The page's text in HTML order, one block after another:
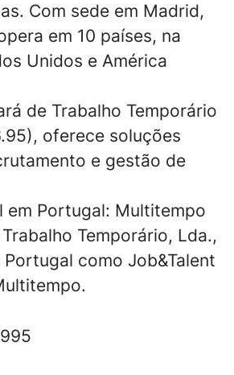
Com sede em Madrid,
em 10 países, na
Unidos e América
de Trabalho Temporário
oferece soluções
e gestão de
em Portugal: Multitempo
Temporário, Lda.,
como Job&Talent